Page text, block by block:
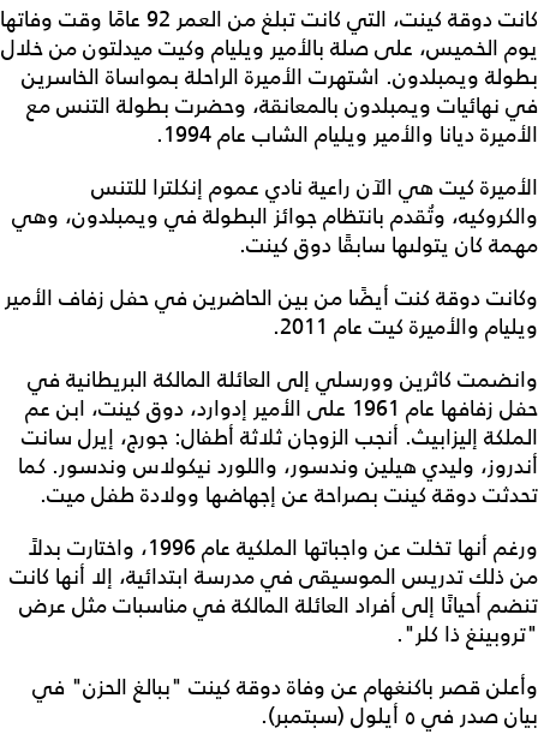
كانت دوقة كينت، التي كانت تبلغ من العمر 92 عامًا وقت وفاتها
يوم الخميس، على صلة بالأمير ويليام وكيت ميدلتون من خلال
بطولة ويمبلدون. اشتهرت الأميرة الراحلة بمواساة الخاسرين
في نهائيات ويمبلدون بالمعانقة، وحضرت بطولة التنس مع
الأميرة ديانا والأمير ويليام الشاب عام 1994.
الأميرة كيت هي الآن راعية نادي عموم إنكلترا للتنس
والكروكيه، وتُقدم بانتظام جوائز البطولة في ويمبلدون، وهي
مهمة كان يتولىها سابقًا دوق كينت.
وكانت دوقة كنت أيضًا من بين الحاضرين في حفل زفاف الأمير
ويليام والأميرة كيت عام 2011.
وانضمت كاثرين وورسلي إلى العائلة المالكة البريطانية في
حفل زفافها عام 1961 على الأمير إدوارد، دوق كينت، ابن عم
الملكة إليزابيث. أنجب الزوجان ثلاثة أطفال: جورج، إيرل سانت
أندروز، وليدي هيلين وندسور، واللورد نيكولاس وندسور. كما
تحدثت دوقة كينت بصراحة عن إجهاضها وولادة طفل ميت.
ورغم أنها تخلت عن واجباتها الملكية عام 1996، واختارت بدلاً
من ذلك تدريس الموسيقى في مدرسة ابتدائية، إلا أنها كانت
تنضم أحيانًا إلى أفراد العائلة المالكة في مناسبات مثل عرض
"تروبينغ ذا كلر".
وأعلن قصر باكنغهام عن وفاة دوقة كينت "ببالغ الحزن" في
بيان صدر في ٥ أيلول (سبتمبر).